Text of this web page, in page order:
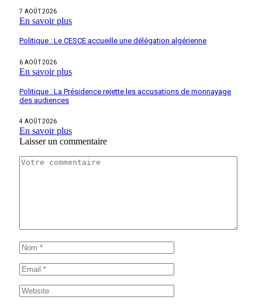
7 AOÛT 2026
En savoir plus
Politique : Le CESCE accueille une délégation algérienne
6 AOÛT 2026
En savoir plus
Politique : La Présidence rejette les accusations de monnayage
des audiences
4 AOÛT 2026
En savoir plus
Laisser un commentaire